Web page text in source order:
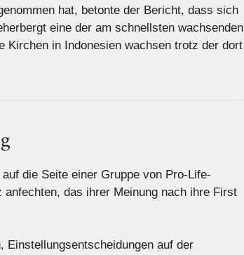
hat, betonte der Bericht, dass sich
eine der am schnellsten wachsenden
Kirchen in Indonesien wachsen trotz der dort
die Seite einer Gruppe von Pro-Life-
das ihrer Meinung nach ihre First
Einstellungsentscheidungen auf der